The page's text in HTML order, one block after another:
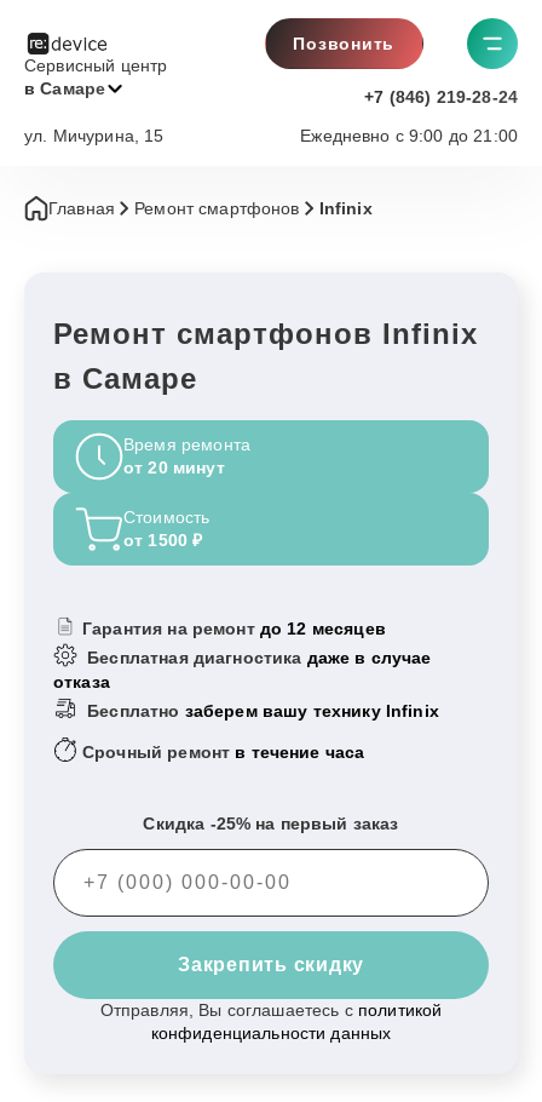
Сервисный центр
в Самаре
Позвонить
+7 (846) 219-28-24
Ежедневно с 9:00 до 21:00
ул. Мичурина, 15
Главная Ремонт смартфонов Infinix
Ремонт смартфонов Infinix
в Самаре
Время ремонта
от 20 минут
Стоимость
от 1500 ₽
Гарантия на ремонт до 12 месяцев
Бесплатная диагностика даже в случае
отказа
Бесплатно заберем вашу технику Infinix
Срочный ремонт в течение часа
Скидка -25% на первый заказ
Закрепить скидку
Отправляя, Вы соглашаетесь с политикой
конфиденциальности данных